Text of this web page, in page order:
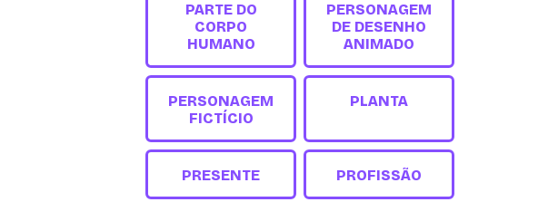
PARTE DO
CORPO
HUMANO
PERSONAGEM
DE DESENHO
ANIMADO
PERSONAGEM
FICTÍCIO
PLANTA
PRESENTE PROFISSÃO